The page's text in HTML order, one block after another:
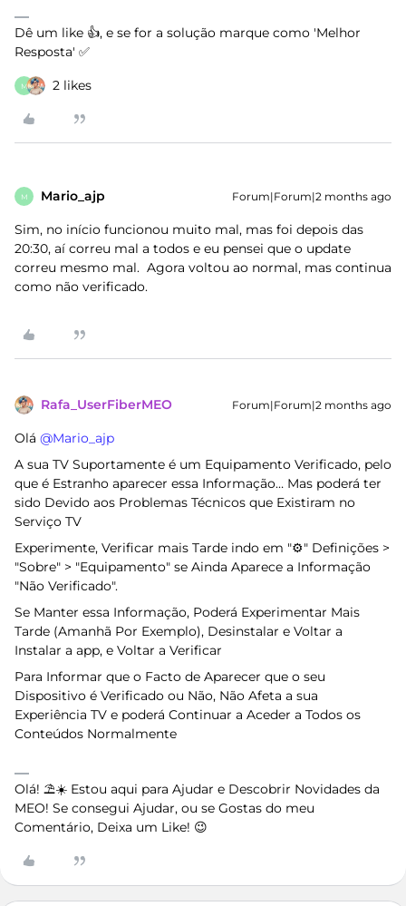
Dê um like 👍, e se for a solução marque como 'Melhor
Resposta' ✅
M 2 likes
M Mario_ajp Forum|Forum|2 months ago
Sim, no início funcionou muito mal, mas foi depois das
20:30, aí correu mal a todos e eu pensei que o update
correu mesmo mal. Agora voltou ao normal, mas continua
como não verificado.
Rafa_UserFiberMEO Forum|Forum|2 months ago
Olá ​ @Mario_ajp
A sua TV Suportamente é um Equipamento Verificado, pelo
que é Estranho aparecer essa Informação… Mas poderá ter
sido Devido aos Problemas Técnicos que Existiram no
Serviço TV
Experimente, Verificar mais Tarde indo em "⚙️" Definições >
"Sobre" > "Equipamento" se Ainda Aparece a Informação
"Não Verificado".
Se Manter essa Informação, Poderá Experimentar Mais
Tarde (Amanhã Por Exemplo), Desinstalar e Voltar a
Instalar a app, e Voltar a Verificar
Para Informar que o Facto de Aparecer que o seu
Dispositivo é Verificado ou Não, Não Afeta a sua
Experiência TV e poderá Continuar a Aceder a Todos os
Conteúdos Normalmente
Olá! ⛱️☀️ Estou aqui para Ajudar e Descobrir Novidades da
MEO! Se consegui Ajudar, ou se Gostas do meu
Comentário, Deixa um Like! 😉